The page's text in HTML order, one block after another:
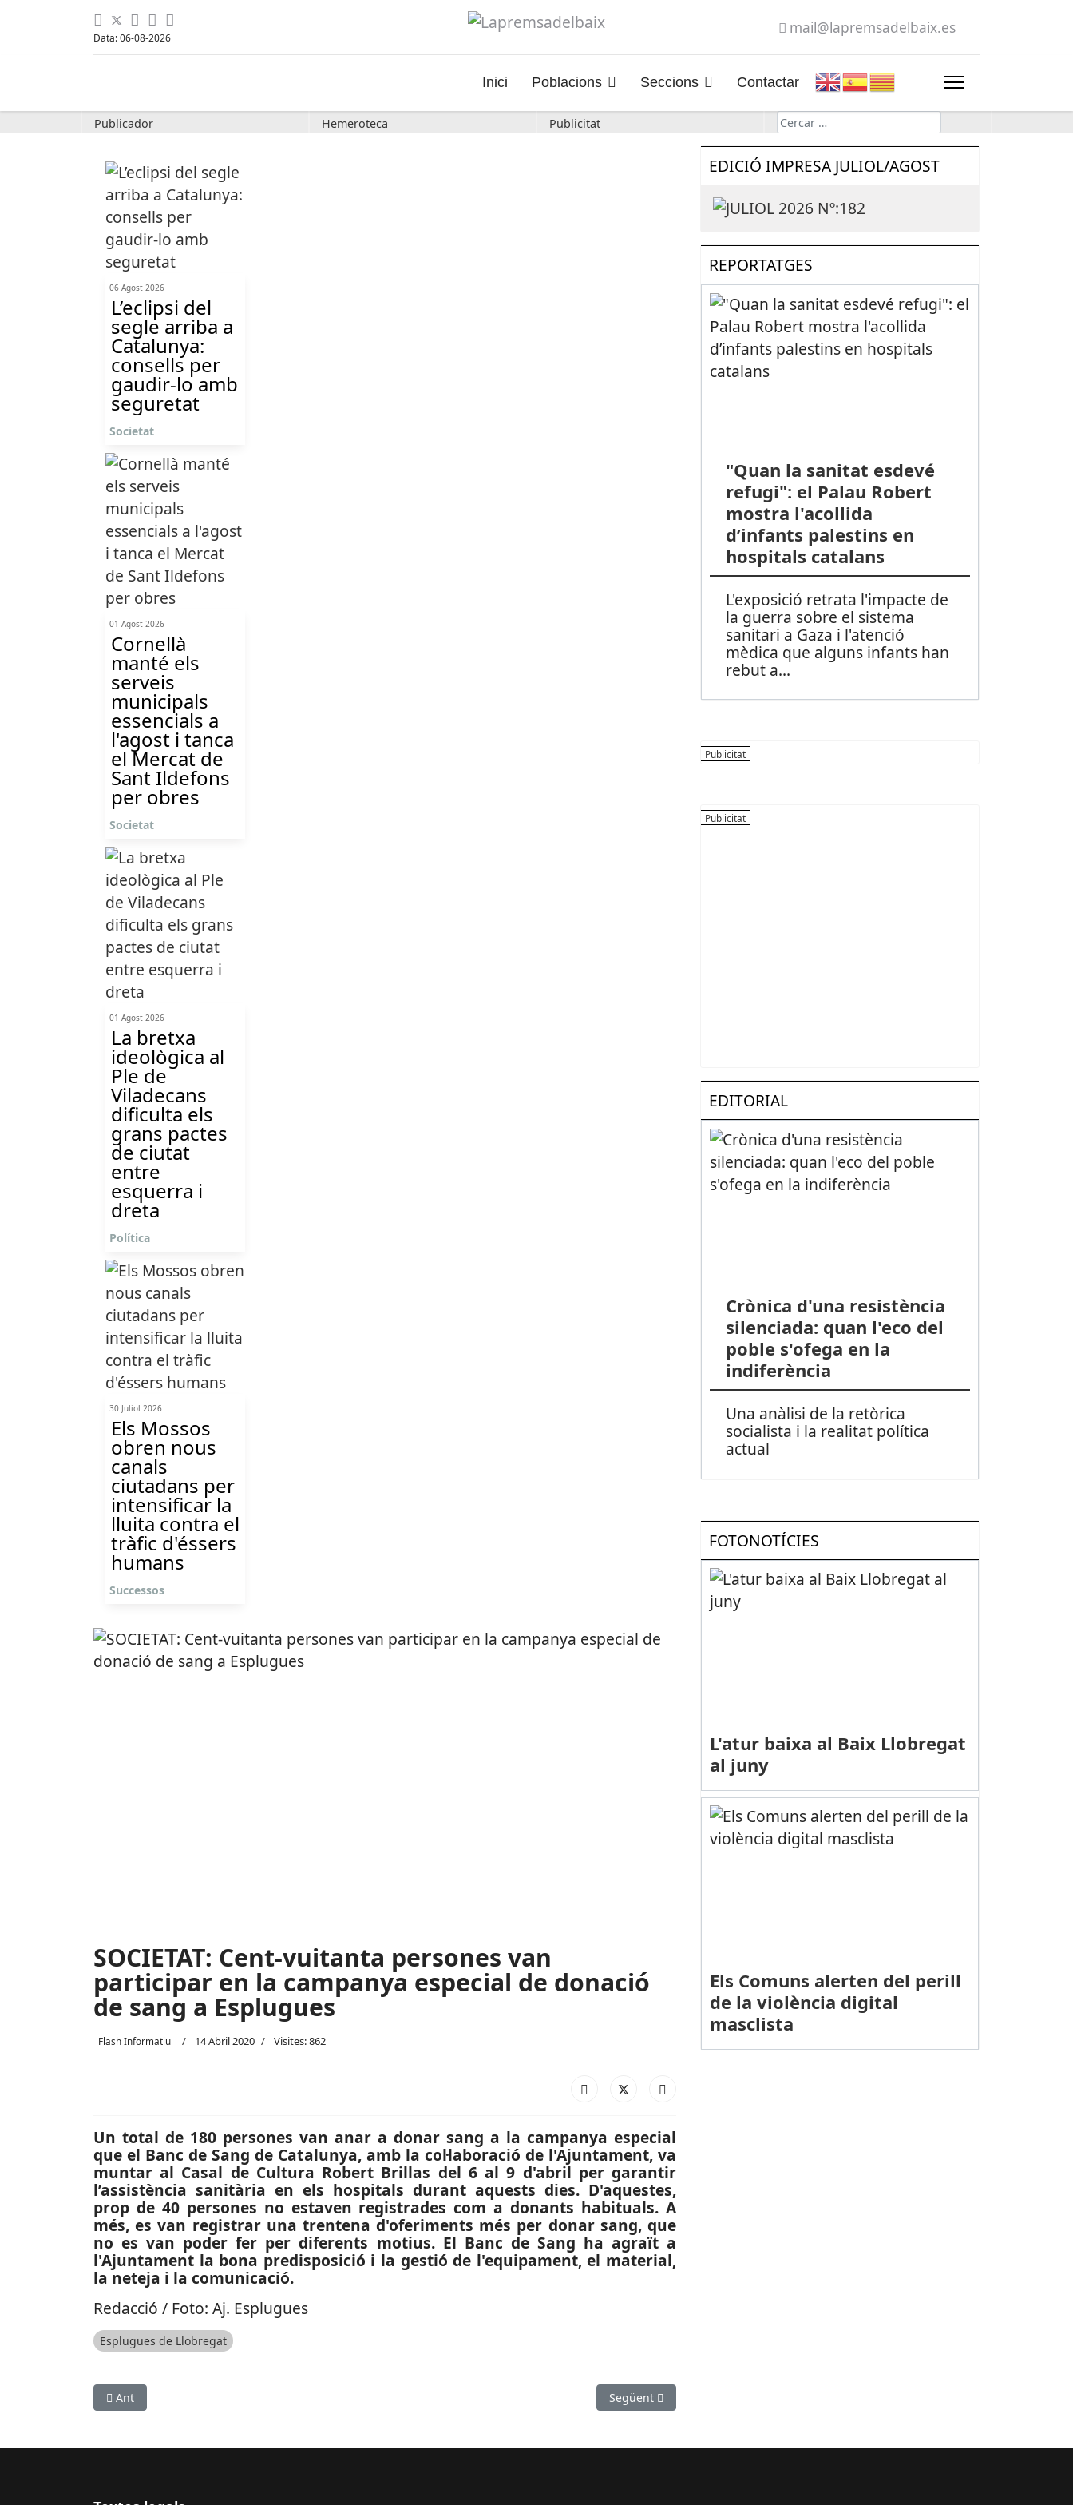
Data: 06-08-2026
mail@lapremsadelbaix.es
Inici Poblacions Seccions Contactar
Publicador Hemeroteca Publicitat Cerca
06 Agost 2026
L’eclipsi del
segle arriba a
Catalunya:
consells per
gaudir-lo amb
seguretat
Societat
01 Agost 2026
Cornellà
manté els
serveis
municipals
essencials a
l'agost i tanca
el Mercat de
Sant Ildefons
per obres
Societat
01 Agost 2026
La bretxa
ideològica al
Ple de
Viladecans
dificulta els
grans pactes
de ciutat
entre
esquerra i
dreta
Política
30 Juliol 2026
Els Mossos
obren nous
canals
ciutadans per
intensificar la
lluita contra el
tràfic d'éssers
humans
Successos
SOCIETAT: Cent-vuitanta persones van
participar en la campanya especial de donació
de sang a Esplugues
Flash Informatiu 14 Abril 2020 Visites: 862
Un total de 180 persones van anar a donar sang a la campanya especial
que el Banc de Sang de Catalunya, amb la col·laboració de l'Ajuntament, va
muntar al Casal de Cultura Robert Brillas del 6 al 9 d'abril per garantir
l’assistència sanitària en els hospitals durant aquests dies. D'aquestes,
prop de 40 persones no estaven registrades com a donants habituals. A
més, es van registrar una trentena d'oferiments més per donar sang, que
no es van poder fer per diferents motius. El Banc de Sang ha agraït a
l'Ajuntament la bona predisposició i la gestió de l'equipament, el material,
la neteja i la comunicació.
Redacció / Foto: Aj. Esplugues
Esplugues de Llobregat
Article anterior: CRISI COVID-19: Campanya municipal a Vallirana per compartir fotografies i vídeos durant el confinament
Ant Article següent: SUCCESSOS: Un camió perd la càrrega a l’AP-7 en el terme municipal
Següent
EDICIÓ IMPRESA JULIOL/AGOST
REPORTATGES
"Quan la sanitat esdevé
refugi": el Palau Robert
mostra l'acollida
d’infants palestins en
hospitals catalans
L'exposició retrata l'impacte de
la guerra sobre el sistema
sanitari a Gaza i l'atenció
mèdica que alguns infants han
rebut a...
EDITORIAL
Crònica d'una resistència
silenciada: quan l'eco del
poble s'ofega en la
indiferència
Una anàlisi de la retòrica
socialista i la realitat política
actual
FOTONOTÍCIES
L'atur baixa al Baix Llobregat
al juny
Els Comuns alerten del perill
de la violència digital
masclista